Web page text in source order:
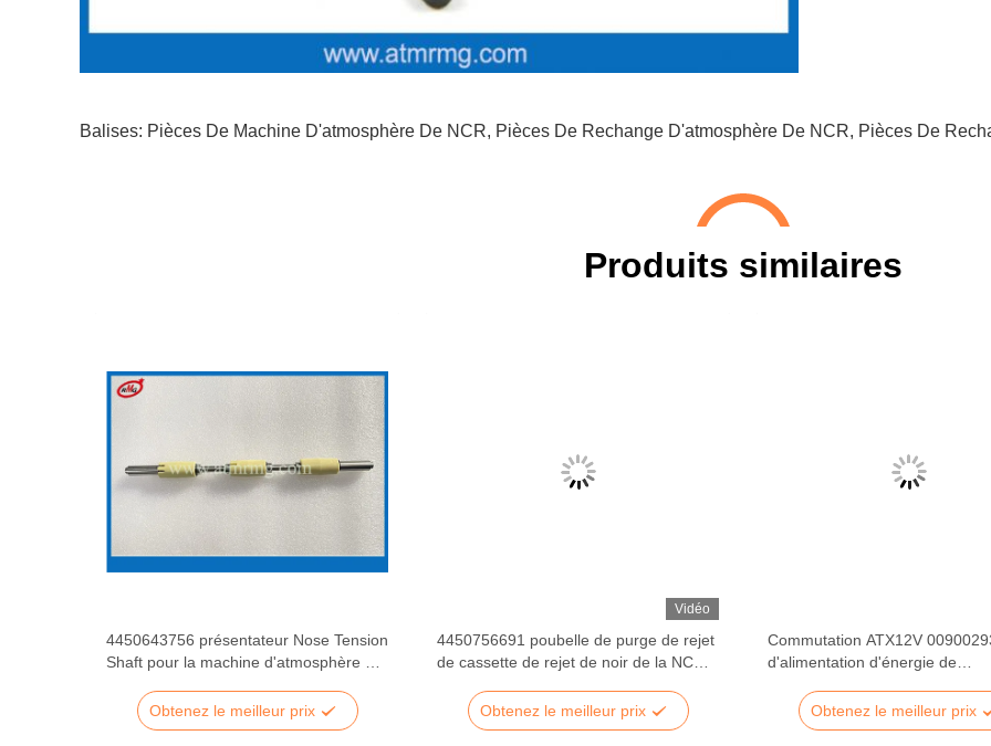
Balises: Pièces De Machine D'atmosphère De NCR, Pièces De Rechange D'atmosphère De NCR, Pièces De
Produits similaires
4450643756 présentateur Nose Tension
Shaft pour la machine d'atmosphère de
Obtenez le meilleur prix
Vidéo
4450756691 poubelle de purge de rejet
de cassette de rejet de noir de la NCR
Obtenez le meilleur prix
Commutation ATX12V
d'alimentation d'énergie de
Obtenez le meilleur prix